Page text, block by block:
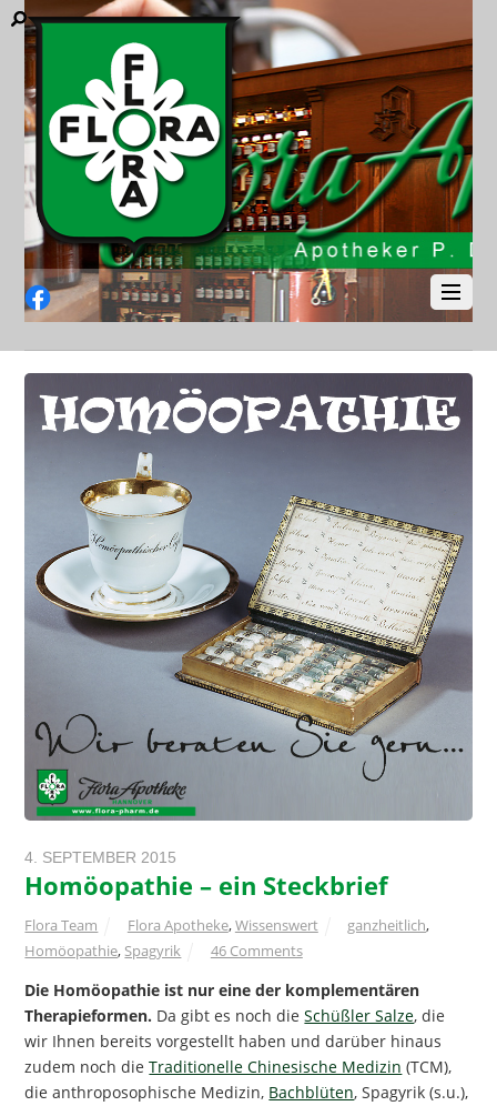
Facebook
4. SEPTEMBER 2015
Homöopathie – ein Steckbrief
Flora Team Flora Apotheke,Wissenswert ganzheitlich,
Homöopathie, Spagyrik 46 Comments
Die Homöopathie ist nur eine der komplementären
Therapieformen. Da gibt es noch dieSchüßler Salze, die
wir Ihnen bereits vorgestellt haben und darüber hinaus
zudem noch dieTraditionelle Chinesische Medizin (TCM),
die anthroposophische Medizin, Bachblüten, Spagyrik (s.u.),